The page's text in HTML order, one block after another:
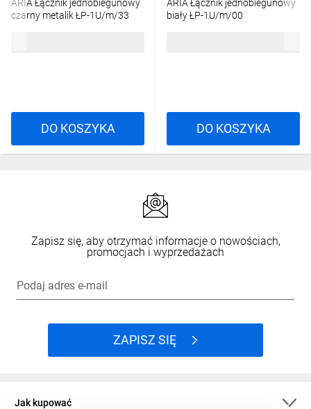
ARIA Łącznik jednobiegunowy
czarny metalik ŁP-1U/m/33
DO KOSZYKA
ARIA Łącznik jednobiegunowy
biały ŁP-1U/m/00
DO KOSZYKA
Zapisz się, aby otrzymać informacje o nowościach,
promocjach i wyprzedażach
Podaj adres e-mail
ZAPISZ SIĘ
Jak kupować